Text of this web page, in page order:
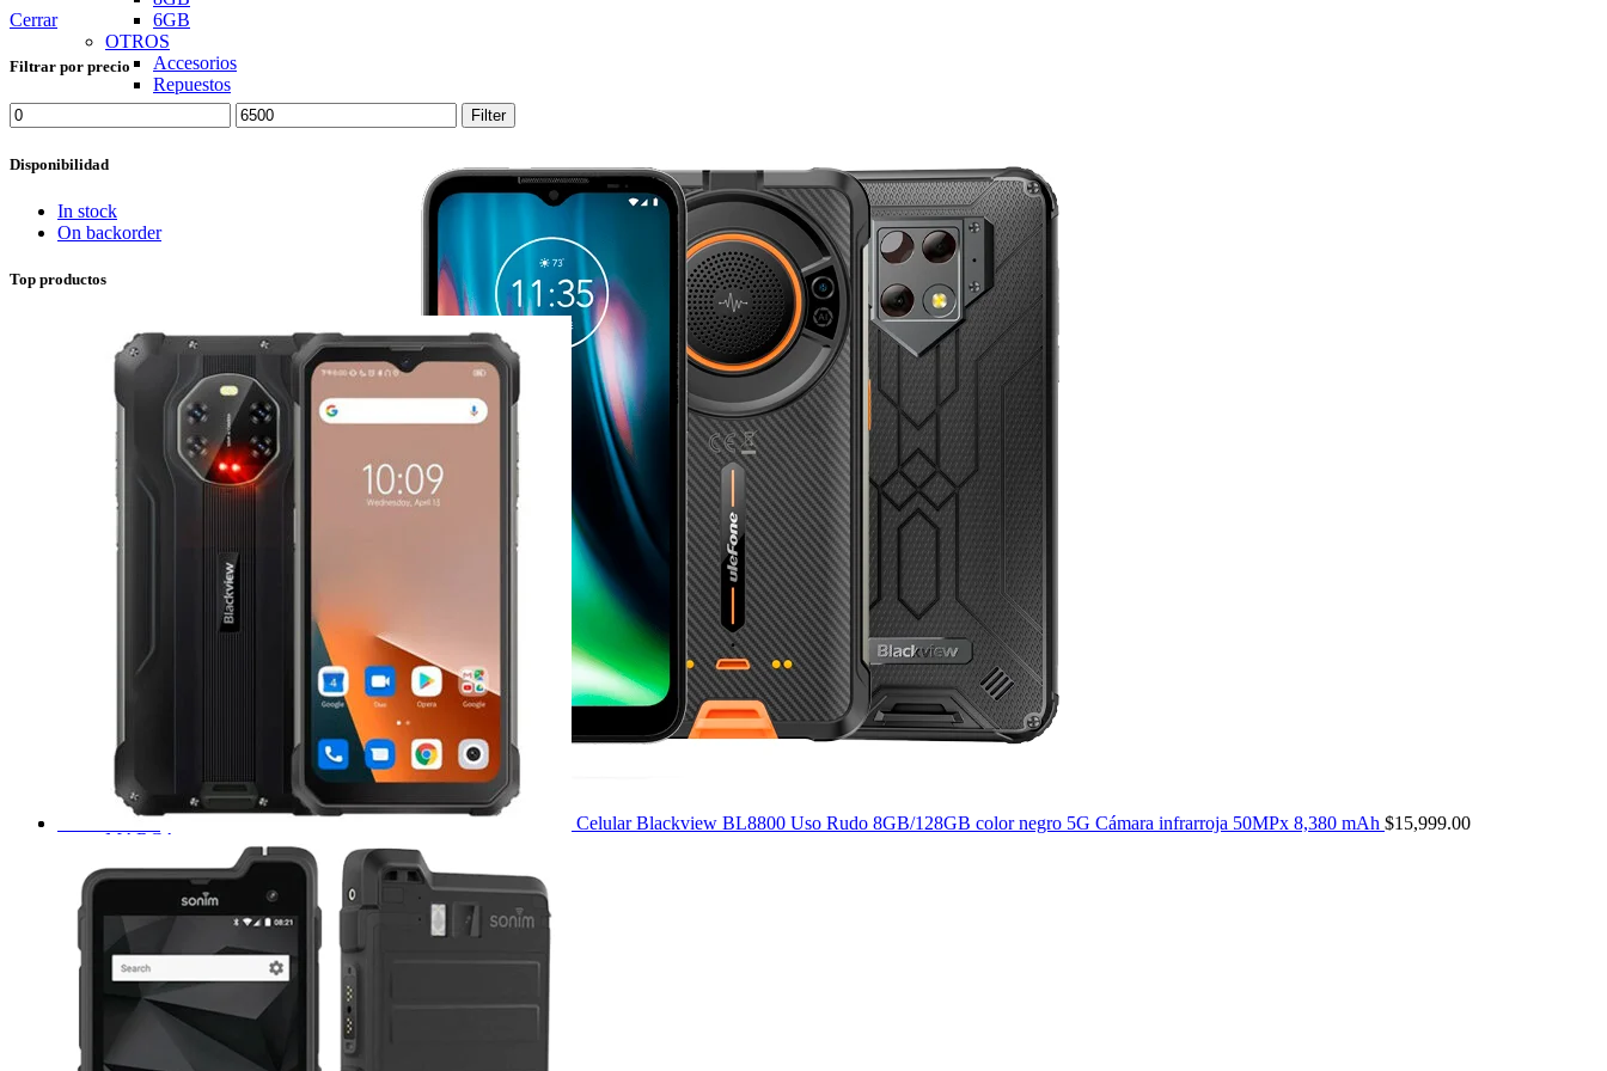
6GB
OTROS
Accesorios
Repuestos
MARCA
Emdoor
Getac
Teguar
DT Research
Zebra
Panasonic
Cerrar
Filtrar por precio
Min
price
Max
price
Filter
Disponibilidad
In stock
On backorder
Top productos
Celular Blackview BL8800 Uso Rudo 8GB/128GB color negro 5G Cámara infrarroja 50MPx 8,380 mAh $15,999.00